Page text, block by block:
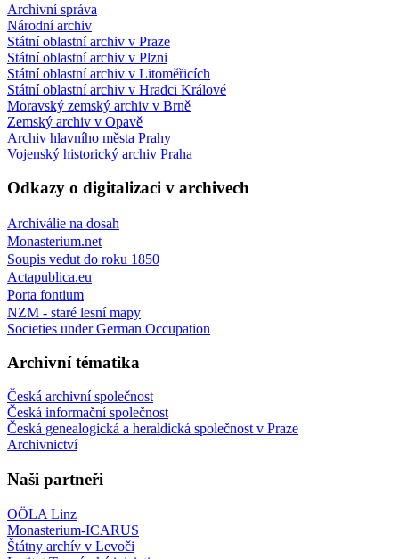
Archivní správa
Národní archiv
Státní oblastní archiv v Praze
Státní oblastní archiv v Plzni
Státní oblastní archiv v Litoměřicích
Státní oblastní archiv v Hradci Králové
Moravský zemský archiv v Brně
Zemský archiv v Opavě
Archiv hlavního města Prahy
Vojenský historický archiv Praha
Odkazy o digitalizaci v archivech
Archiválie na dosah
Monasterium.net
Soupis vedut do roku 1850
Actapublica.eu
Porta fontium
NZM - staré lesní mapy
Societies under German Occupation
Archivní tématika
Česká archivní společnost
Česká informační společnost
Česká genealogická a heraldická společnost v Praze
Archivnictví
Naši partneři
OÖLA Linz
Monasterium-ICARUS
Štátny archív v Levoči